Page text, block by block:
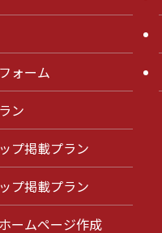
ォーム
ン
プ掲載プラン
プ掲載プラン
ームページ作成